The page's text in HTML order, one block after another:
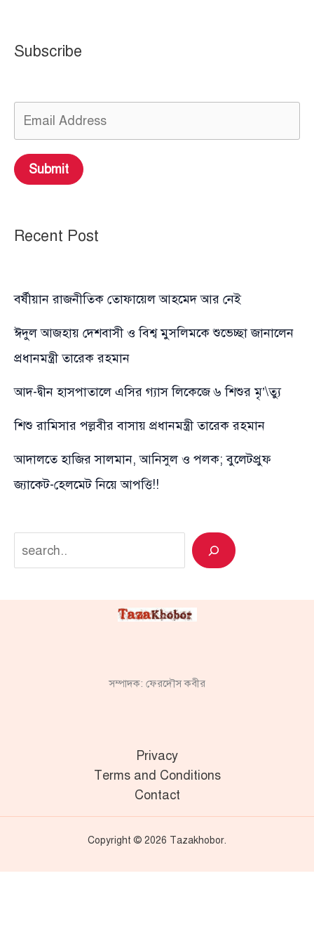
Subscribe
Submit
Recent Post
বর্ষীয়ান রাজনীতিক তোফায়েল আহমেদ আর নেই
ঈদুল আজহায় দেশবাসী ও বিশ্ব মুসলিমকে শুভেচ্ছা জানালেন
প্রধানমন্ত্রী তারেক রহমান
আদ-দ্বীন হাসপাতালে এসির গ্যাস লিকেজে ৬ শিশুর মৃ’\ত্যু
শিশু রামিসার পল্লবীর বাসায় প্রধানমন্ত্রী তারেক রহমান
আদালতে হাজির সালমান, আনিসুল ও পলক; বুলেটপ্রুফ
জ্যাকেট-হেলমেট নিয়ে আপত্তি!!
Search
সম্পাদক: ফেরদৌস কবীর
Privacy
Terms and Conditions
Contact
Copyright © 2026 Tazakhobor.